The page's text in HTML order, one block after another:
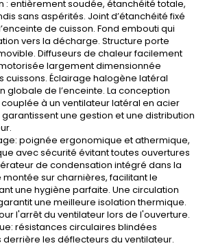
: entièrement soudée, étanchéité totale,
sans aspérités. Joint d’étanchéité fixé
de cuisson. Fond embouti qui
vers la décharge. Structure porte
Diffuseurs de chaleur facilement
largement dimensionnée
cuissons. Éclairage halogène latéral
globale de l’enceinte. La conception
à un ventilateur latéral en acier
garantissent une gestion et une distribution
poignée ergonomique et athermique,
avec sécurité évitant toutes ouvertures
de condensation intégré dans la
sur charnières, facilitant le
une hygiène parfaite. Une circulation
une meilleure isolation thermique.
l'arrêt du ventilateur lors de l'ouverture.
résistances circulaires blindées
les déflecteurs du ventilateur.